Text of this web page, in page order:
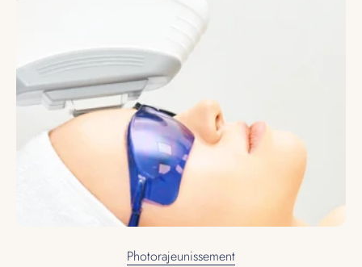
Photorajeunissement